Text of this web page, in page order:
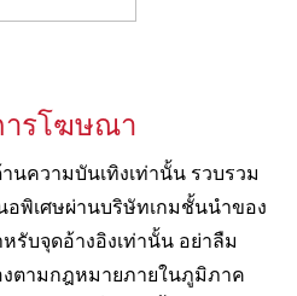
ารโฆษณา
นความบันเทิงเท่านั้น รวบรวม
พิเศษผ่านบริษัทเกมชั้นนำของ
รับจุดอ้างอิงเท่านั้น อย่าลืม
ตามกฎหมายภายในภูมิภาค